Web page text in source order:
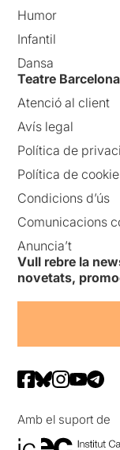
Humor
Infantil
Dansa
Teatre
Atenció al client
Avís legal
Política de
Política de
Condicions d’ús
Comunicacions
Anuncia’t
Vull rebre la
novetats,
Amb el suport de